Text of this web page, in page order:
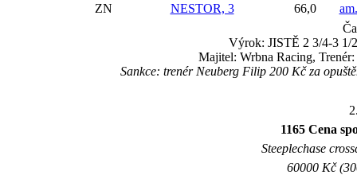
ZN
NESTOR, 3 66,0
Výrok: JISTĚ 2 3/4-3 1/
Majitel: Wrbna Racing,
Sankce: trenér Neuberg Filip 200 Kč za
1165 Cena
Steeplechase
60000 Kč